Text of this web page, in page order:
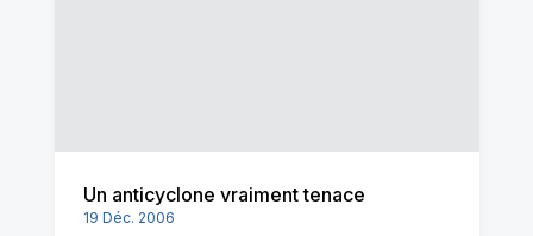
Un anticyclone vraiment tenace
19 Déc. 2006